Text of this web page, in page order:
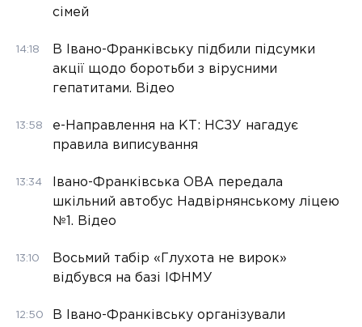
сімей
14:18
В Івано-Франківську підбили підсумки
акції щодо боротьби з вірусними
гепатитами. Відео
13:58
е-Направлення на КТ: НСЗУ нагадує
правила виписування
13:34
Івано-Франківська ОВА передала
шкільний автобус Надвірнянському ліцею
№1. Відео
13:10
Восьмий табір «Глухота не вирок»
відбувся на базі ІФНМУ
12:50
В Івано-Франківську організували